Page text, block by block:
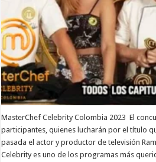
MasterChef Celebrity Colombia 2023 El
participantes, quienes lucharán por el título
pasada el actor y productor de televisión
Celebrity es uno de los programas más